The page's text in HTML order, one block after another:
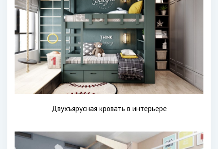
Двухъярусная кровать в интерьере